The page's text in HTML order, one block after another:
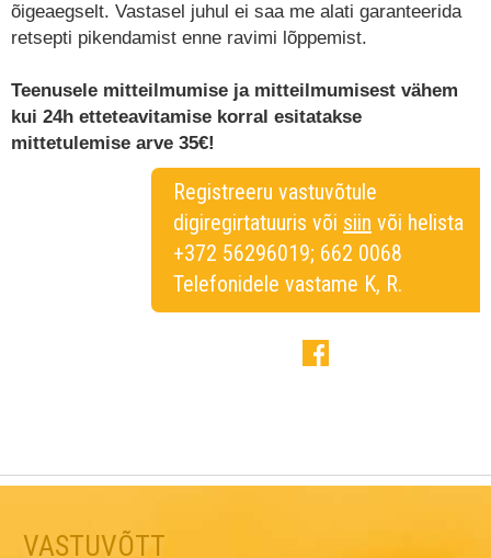
õigeaegselt. Vastasel juhul ei saa me alati garanteerida
retsepti pikendamist enne ravimi lõppemist.
Teenusele mitteilmumise ja mitteilmumisest vähem
kui 24h etteteavitamise korral esitatakse
mittetulemise arve 35€!
Registreeru vastuvõtule
digiregirtatuuris või siin või helista
+372 56296019; 662 0068
Telefonidele vastame K, R.
VASTUVÕTT